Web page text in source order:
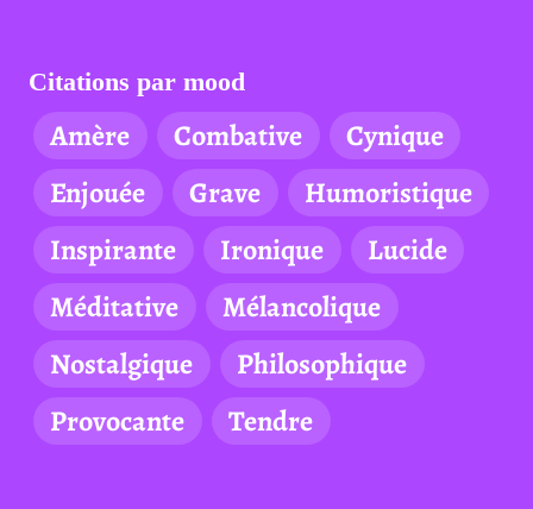
Citations par mood
Amère Combative
Cynique
Enjouée
Grave
Humoristique
Inspirante
Ironique
Lucide
Méditative
Mélancolique
Nostalgique
Philosophique
Provocante
Tendre